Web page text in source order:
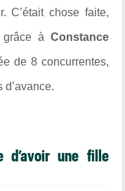
C’était chose faite,
grâce à Constance
de 8 concurrentes,
d’avance.
d’avoir une fille